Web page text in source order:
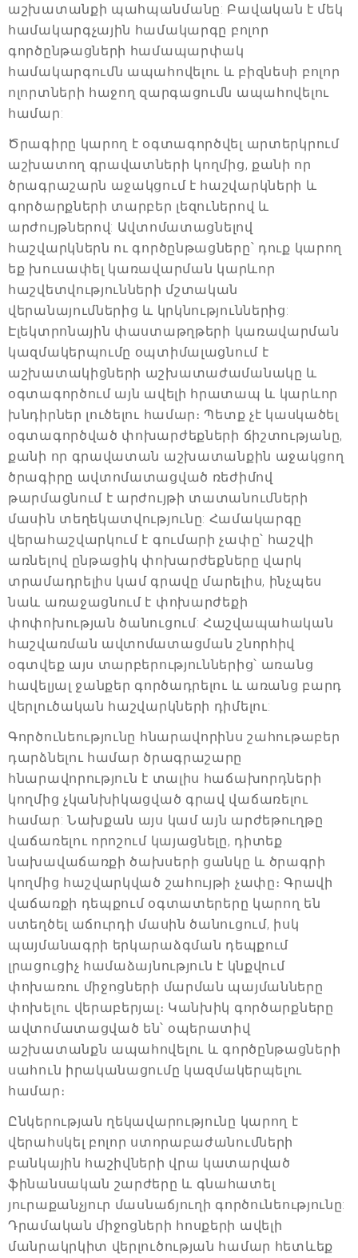
աշխատանքի պահպանմանը: Բավական է մեկ
համակարգչային համակարգը բոլոր
գործընթացների համապարփակ
համակարգումն ապահովելու և բիզնեսի բոլոր
ոլորտների հաջող զարգացումն ապահովելու
համար:
Ծրագիրը կարող է օգտագործվել արտերկրում
աշխատող գրավատների կողմից, քանի որ
ծրագրաշարն աջակցում է հաշվարկների և
գործարքների տարբեր լեզուներով և
արժույթներով: Ավտոմատացնելով
հաշվարկներն ու գործընթացները՝ դուք կարող
եք խուսափել կառավարման կարևոր
հաշվետվությունների մշտական
վերանայումներից և կրկնություններից:
Էլեկտրոնային փաստաթղթերի կառավարման
կազմակերպումը օպտիմալացնում է
աշխատակիցների աշխատաժամանակը և
օգտագործում այն ավելի հրատապ և կարևոր
խնդիրներ լուծելու համար։ Պետք չէ կասկածել
օգտագործված փոխարժեքների ճիշտությանը,
քանի որ գրավատան աշխատանքին աջակցող
ծրագիրը ավտոմատացված ռեժիմով
թարմացնում է արժույթի տատանումների
մասին տեղեկատվությունը: Համակարգը
վերահաշվարկում է գումարի չափը՝ հաշվի
առնելով ընթացիկ փոխարժեքները վարկ
տրամադրելիս կամ գրավը մարելիս, ինչպես
նաև առաջացնում է փոխարժեքի
փոփոխության ծանուցում: Հաշվապահական
հաշվառման ավտոմատացման շնորհիվ
օգտվեք այս տարբերություններից՝ առանց
հավելյալ ջանքեր գործադրելու և առանց բարդ
վերլուծական հաշվարկների դիմելու:
Գործունեությունը հնարավորինս շահութաբեր
դարձնելու համար ծրագրաշարը
հնարավորություն է տալիս հաճախորդների
կողմից չկանխիկացված գրավ վաճառելու
համար: Նախքան այս կամ այն արժեթուղթը
վաճառելու որոշում կայացնելը, դիտեք
նախավաճառքի ծախսերի ցանկը և ծրագրի
կողմից հաշվարկված շահույթի չափը։ Գրավի
վաճառքի դեպքում օգտատերերը կարող են
ստեղծել աճուրդի մասին ծանուցում, իսկ
պայմանագրի երկարաձգման դեպքում
լրացուցիչ համաձայնություն է կնքվում
փոխառու միջոցների մարման պայմանները
փոխելու վերաբերյալ։ Կանխիկ գործարքները
ավտոմատացված են՝ օպերատիվ
աշխատանքն ապահովելու և գործընթացների
սահուն իրականացումը կազմակերպելու
համար։
Ընկերության ղեկավարությունը կարող է
վերահսկել բոլոր ստորաբաժանումների
բանկային հաշիվների վրա կատարված
ֆինանսական շարժերը և գնահատել
յուրաքանչյուր մասնաճյուղի գործունեությունը:
Դրամական միջոցների հոսքերի ավելի
մանրակրկիտ վերլուծության համար հետևեք